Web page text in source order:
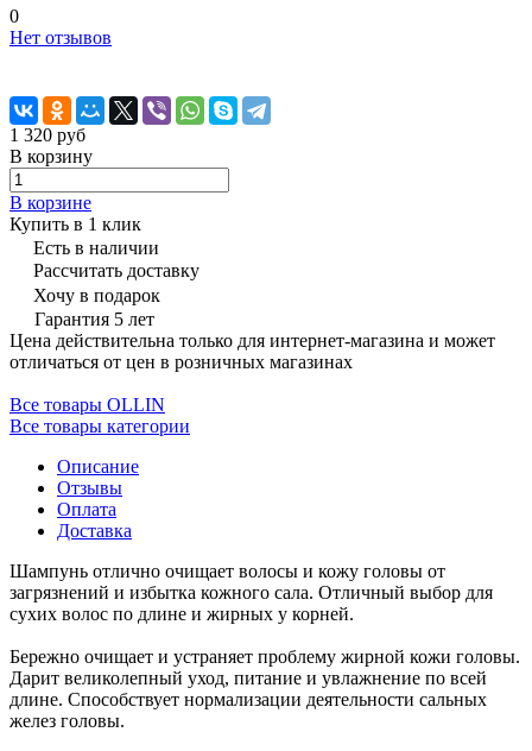
0
Нет отзывов
1 320 руб
В корзину
В корзине
Купить в 1 клик
Есть в наличии
Рассчитать доставку
Хочу в подарок
Гарантия 5 лет
Цена действительна только для интернет-магазина и может
отличаться от цен в розничных магазинах
Все товары OLLIN
Все товары категории
Описание
Отзывы
Оплата
Доставка
Шампунь отлично очищает волосы и кожу головы от
загрязнений и избытка кожного сала. Отличный выбор для
сухих волос по длине и жирных у корней.
Бережно очищает и устраняет проблему жирной кожи головы.
Дарит великолепный уход, питание и увлажнение по всей
длине. Способствует нормализации деятельности сальных
желез головы.